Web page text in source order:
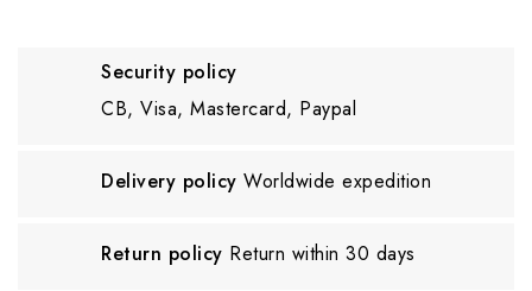
Security policy
CB, Visa, Mastercard, Paypal
Delivery policy Worldwide expedition
Return policy Return within 30 days